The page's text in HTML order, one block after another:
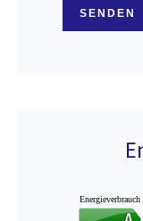
SENDEN
Energieverbrauch